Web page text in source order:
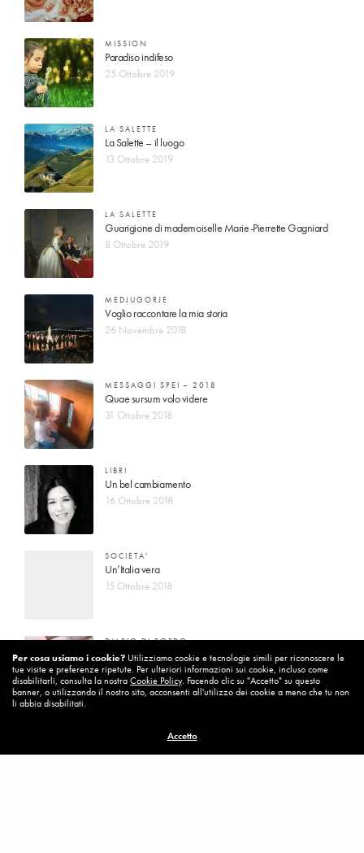
MISSION
Paradiso indifeso
25 Ottobre 2019
LA SALETTE
La Salette – il luogo
13 Ottobre 2019
LA SALETTE
Guarigione di mademoiselle Marie-Pierrette Gagniard
8 Ottobre 2019
MEDJUGORJE
Voglio raccontare la mia storia
26 Novembre 2018
MESSAGGI SPEI – 2018
Quae sursum volo videre
31 Ottobre 2018
LIBRI
Un bel cambiamento
16 Ottobre 2018
SOCIETA'
Un’Italia vera
15 Ottobre 2018
DIARIO DI BORDO
La vita vince sempre
8 Ottobre 2018
Per cambiare ci vuole coraggio
8 Ottobre 2018
Per cosa usiamo i cookie? Utilizziamo cookie e tecnologie simili per riconoscere le
tue visite e preferenze ripetute. Per ulteriori informazioni sui cookie, incluso come
disabilitarli, consulta la nostraCookie Policy. Facendo clic su "Accetto" su questo
banner, o utilizzando il nostro sito, acconsenti all'utilizzo dei cookie a meno che tu non
li abbia disabilitati.
Accetto